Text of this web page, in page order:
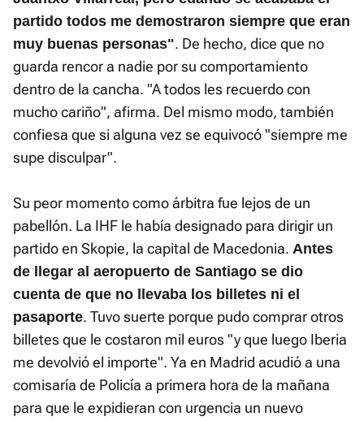
partido todos me demostraron siempre que eran
muy buenas personas". De hecho, dice que no
guarda rencor a nadie por su comportamiento
dentro de la cancha. "A todos les recuerdo con
mucho cariño", afirma. Del mismo modo, también
confiesa que si alguna vez se equivocó "siempre me
supe disculpar".
Su peor momento como árbitra fue lejos de un
pabellón. La IHF le había designado para dirigir un
partido en Skopie, la capital de Macedonia. Antes
de llegar al aeropuerto de Santiago se dio
cuenta de que no llevaba los billetes ni el
pasaporte. Tuvo suerte porque pudo comprar otros
billetes que le costaron mil euros "y que luego Iberia
me devolvió el importe". Ya en Madrid acudió a una
comisaría de Policía a primera hora de la mañana
para que le expidieran con urgencia un nuevo